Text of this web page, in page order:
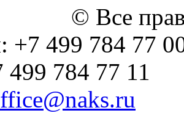
© Все
+7 499 784 77
499 784 77 11